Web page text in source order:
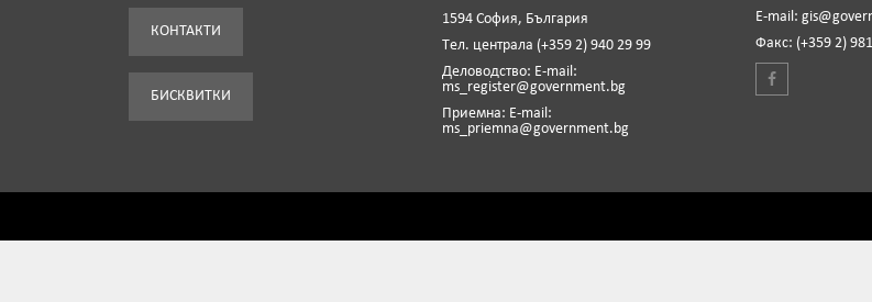
КОНТАКТИ
БИСКВИТКИ
1594 София, България
Tел. централа (+359 2) 940 29 99
Деловодство: Е-mail:
ms_register@government.bg
Приемна: Е-mail:
ms_priemna@government.bg
Е-mail:
Факс: (+359 2)